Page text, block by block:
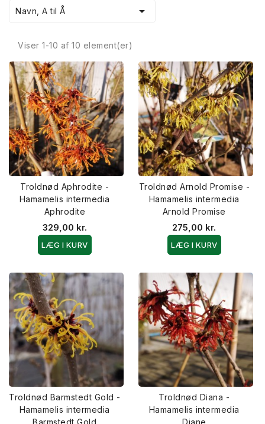
Navn, A til Å 
Viser 1-10 af 10 element(er)
Troldnød Aphrodite -
Hamamelis intermedia
Aphrodite
329,00 kr.
LÆG I KURV
Troldnød Arnold Promise -
Hamamelis intermedia
Arnold Promise
275,00 kr.
LÆG I KURV
Troldnød Barmstedt Gold -
Hamamelis intermedia
Troldnød Diana -
Hamamelis intermedia